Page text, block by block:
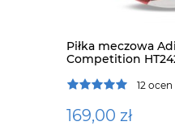
Piłka meczowa
Competition
12 ocen
169,00 zł